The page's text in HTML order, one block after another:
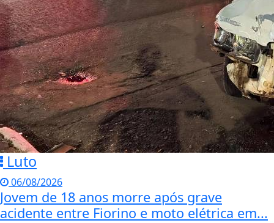
Luto
06/08/2026
Jovem de 18 anos morre após grave
acidente entre Fiorino e moto elétrica em...